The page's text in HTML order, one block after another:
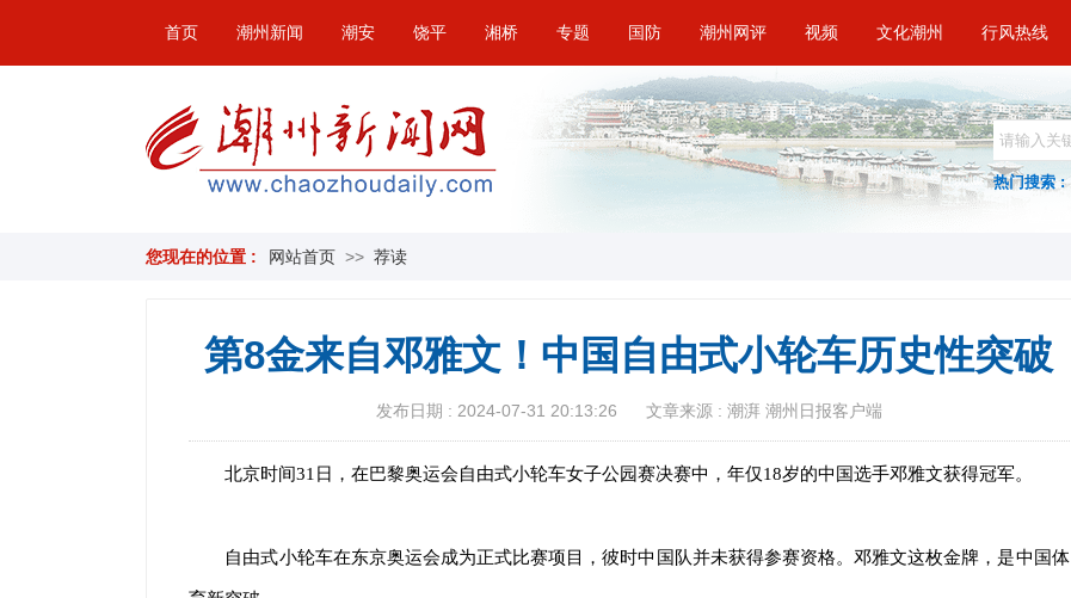
首页 潮州新闻 潮安 饶平 湘桥 专题 国防 潮州网评 视频 文化潮州 行风热线
热门搜索 :
您现在的位置 : 网站首页 >> 荐读
第8金来自邓雅文！中国自由式小轮车历史性突破
发布日期 : 2024-07-31 20:13:26 文章来源 : 潮湃 潮州日报客户端
北京时间31日，在巴黎奥运会自由式小轮车女子公园赛决赛中，年仅18岁的中国选手邓雅文获得冠军。
自由式小轮车在东京奥运会成为正式比赛项目，彼时中国队并未获得参赛资格。邓雅文这枚金牌，是中国体